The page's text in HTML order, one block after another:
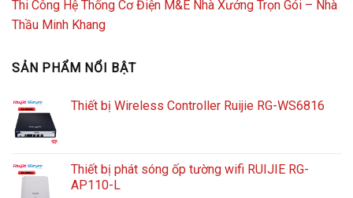
Thi Công Hệ Thống Cơ Điện M&E Nhà Xưởng Trọn Gói – Nhà
Thầu Minh Khang
SẢN PHẨM NỔI BẬT
Thiết bị Wireless Controller Ruijie RG-WS6816
Thiết bị phát sóng ốp tường wifi RUIJIE RG-
AP110-L